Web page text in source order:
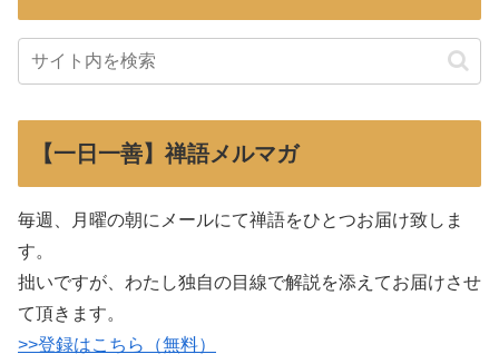
【一日一善】禅語メルマガ
毎週、月曜の朝にメールにて禅語をひとつお届け致しま
す。
拙いですが、わたし独自の目線で解説を添えてお届けさせ
て頂きます。
>>登録はこちら（無料）